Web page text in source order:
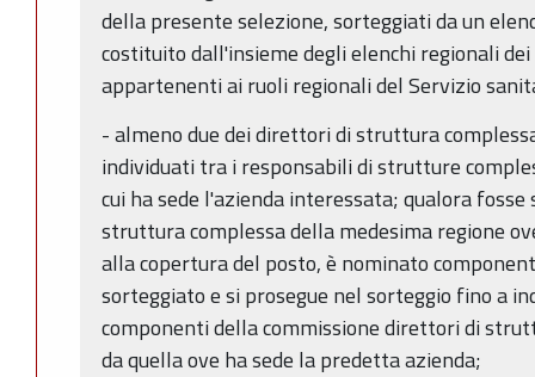
della presente selezione, sorteggiati da un
costituito dall'insieme degli elenchi regionali
appartenenti ai ruoli regionali del Servizio
- almeno due dei direttori di struttura
individuati tra i responsabili di strutture
cui ha sede l'azienda interessata; qualora
struttura complessa della medesima regione
alla copertura del posto, è nominato
sorteggiato e si prosegue nel sorteggio fino a
componenti della commissione direttori di
da quella ove ha sede la predetta azienda;